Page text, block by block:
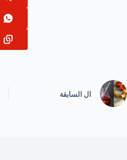
ال السابقة